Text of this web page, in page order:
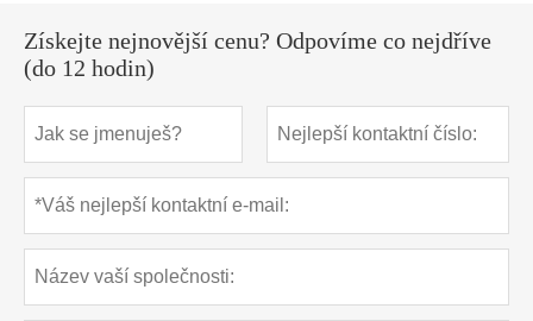
Získejte nejnovější cenu? Odpovíme co nejdříve
(do 12 hodin)